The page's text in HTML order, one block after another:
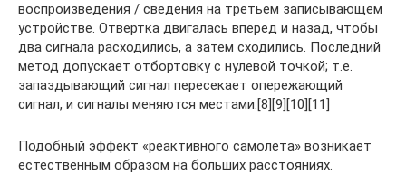
воспроизведения / сведения на третьем записывающем
устройстве. Отвертка двигалась вперед и назад, чтобы
два сигнала расходились, а затем сходились. Последний
метод допускает отбортовку с нулевой точкой; т.е.
запаздывающий сигнал пересекает опережающий
сигнал, и сигналы меняются местами.[8][9][10][11]
Подобный эффект «реактивного самолета» возникает
естественным образом на больших расстояниях.